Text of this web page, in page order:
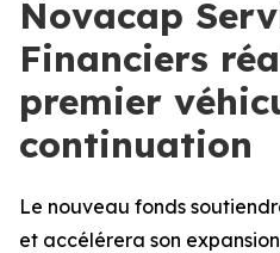
Novacap
Financiers
premier
continuation
Le nouveau fonds
et accélérera son